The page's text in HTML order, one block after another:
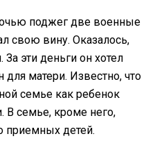
поджег две военные
свою вину. Оказалось,
эти деньги он хотел
матери. Известно, что
семье как ребенок
В семье, кроме него,
приемных детей.